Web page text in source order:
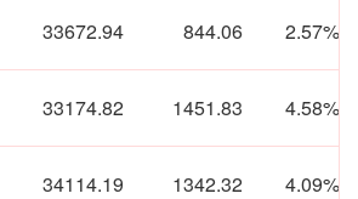
33672.94 844.06 2.57%
33174.82 1451.83 4.58%
34114.19 1342.32 4.09%